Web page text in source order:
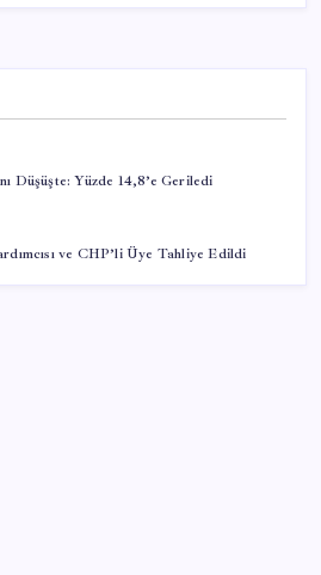
Düşüşte: Yüzde 14,8’e Geriledi
ve CHP’li Üye Tahliye Edildi